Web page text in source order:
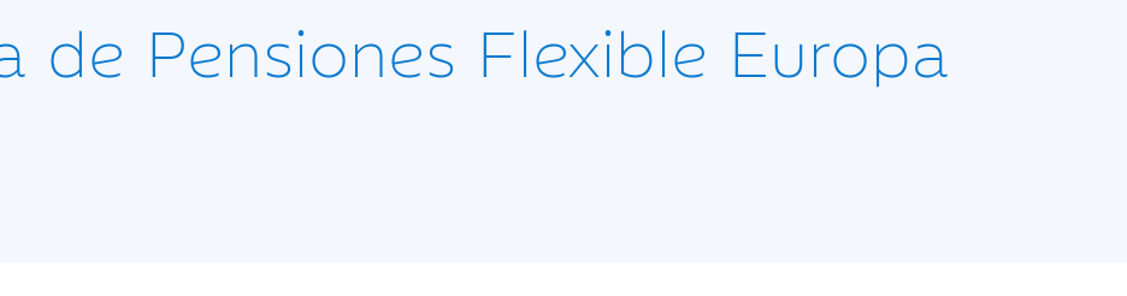
de Pensiones Flexible Europa